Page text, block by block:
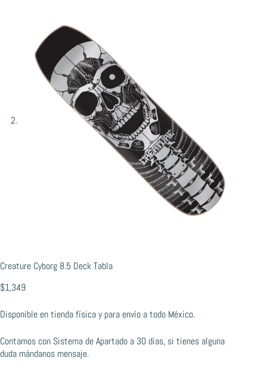
Creature Cyborg 8.5 Deck Tabla
$1,349
Disponible en tienda física y para envío a todo México.
Contamos con Sistema de Apartado a 30 días, si tienes alguna
duda mándanos mensaje.